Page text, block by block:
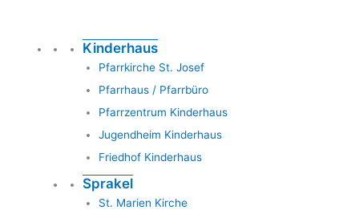
Kinderhaus
Pfarrkirche St. Josef
Pfarrhaus / Pfarrbüro
Pfarrzentrum Kinderhaus
Jugendheim Kinderhaus
Friedhof Kinderhaus
Sprakel
St. Marien Kirche